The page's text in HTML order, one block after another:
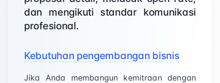
dan mengikuti standar komunikasi
profesional.
Kebutuhan pengembangan bisnis
Jika Anda membangun kemitraan dengan